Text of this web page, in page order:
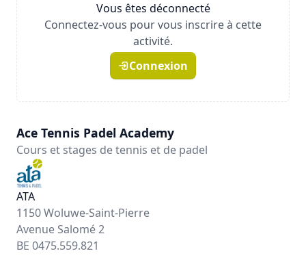
Vous êtes déconnecté
Connectez-vous pour vous inscrire à cette
activité.
Connexion
Ace Tennis Padel Academy
Cours et stages de tennis et de padel
ATA
1150 Woluwe-Saint-Pierre
Avenue Salomé 2
BE 0475.559.821